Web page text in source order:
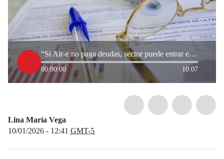
“Si Air-e no paga deudas, sector puede entrar en crisis”: Andeg sobre posible alza en tarifa de luz
00:00:00 10:07
Lina María Vega
10/01/2026 - 12:41 GMT-5